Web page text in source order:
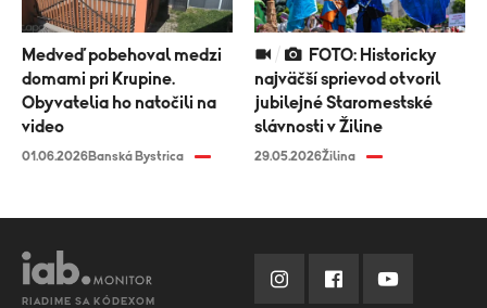
Medveď pobehoval medzi
domami pri Krupine.
Obyvatelia ho natočili na
video
01.06.2026Banská Bystrica
najväčší sprievod otvoril
jubilejné Staromestské
slávnosti v Žiline
29.05.2026Žilina
RIADIME SA KÓDEXOM